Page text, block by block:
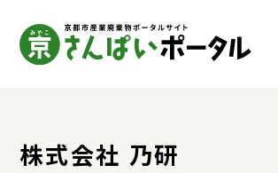
株式会社 乃研